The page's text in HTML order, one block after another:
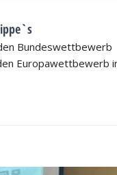
Bundeswettbewerb
Europawettbewerb